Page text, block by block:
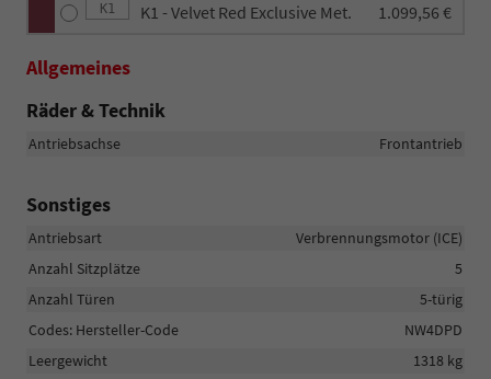
K1 K1 - Velvet Red Exclusive Met. 1.099,56 €
Allgemeines
Räder & Technik
Antriebsachse Frontantrieb
Sonstiges
Antriebsart
Verbrennungsmotor (ICE)
Anzahl Sitzplätze
5
Anzahl Türen
5-türig
Codes: Hersteller-Code
NW4DPD
Leergewicht
1318 kg